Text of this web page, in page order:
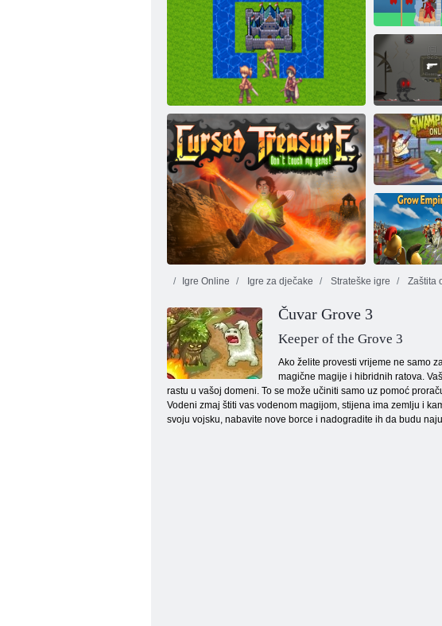
Slavno kraljevstvo
Heroji iz
Herring -a:
dvorcu
Egbot vs
zombije
Prokleto blago
Močvarski
napad
interneta
Igre Online Igre za dječake Strateške igre Zaštita
Čuvar Grove 3
Keeper of the Grove 3
Ako želite provesti vrijeme ne samo
magične magije i hibridnih ratova.
rastu u vašoj domeni. To se može učiniti samo uz pomoć
Vodeni zmaj štiti vas vodenom magijom, stijena ima zemlju i
svoju vojsku, nabavite nove borce i nadogradite ih da budu